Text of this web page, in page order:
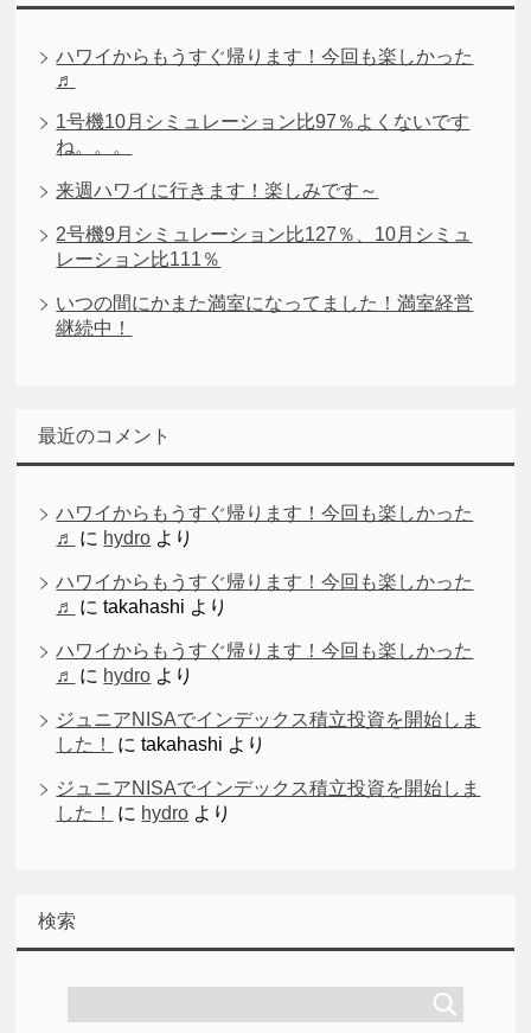
ハワイからもうすぐ帰ります！今回も楽しかった
♬
1号機10月シミュレーション比97％よくないです
ね。。。
来週ハワイに行きます！楽しみです～
2号機9月シミュレーション比127％、10月シミュ
レーション比111％
いつの間にかまた満室になってました！満室経営
継続中！
最近のコメント
ハワイからもうすぐ帰ります！今回も楽しかった
♬
に hydro より
ハワイからもうすぐ帰ります！今回も楽しかった
♬
にtakahashi より
ハワイからもうすぐ帰ります！今回も楽しかった
♬
に hydro より
ジュニアNISAでインデックス積立投資を開始しま
した！
にtakahashi より
ジュニアNISAでインデックス積立投資を開始しま
した！
に hydro より
検索